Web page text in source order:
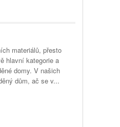
materiálů, přesto
hlavní kategorie a
domy. V našich
dům, ač se v...